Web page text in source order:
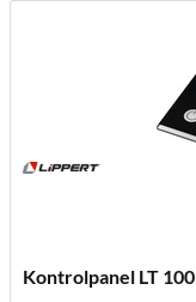
Kontrolpanel LT 100